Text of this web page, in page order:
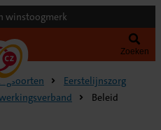
winstoogmerk
Zoeken
Eerstelijnszorg
Beleid